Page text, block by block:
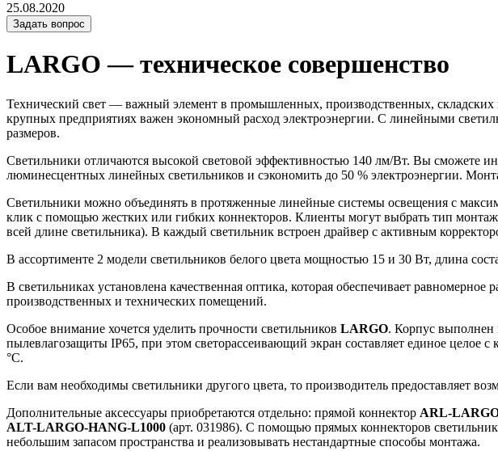
25.08.2020
Задать вопрос
LARGO — техническое совершенство
Технический свет — важный элемент в промышленных, производственных, складских
крупных предприятиях важен экономный расход электроэнергии. С линейными
размеров.
Светильники отличаются высокой световой эффективностью 140 лм/Вт. Вы сможете
люминесцентных линейных светильников и сэкономить до 50 % электроэнергии.
Светильники можно объединять в протяженные линейные системы освещения с
клик с помощью жестких или гибких коннекторов. Клиенты могут выбрать тип
всей длине светильника). В каждый светильник встроен драйвер с активным
В ассортименте 2 модели светильников белого цвета мощностью 15 и 30 Вт, длина
В светильниках установлена качественная оптика, которая обеспечивает
производственных и технических помещений.
Особое внимание хочется уделить прочности светильников LARGO. Корпус выполнен
пылевлагозащиты IP65, при этом светорассеивающий экран составляет единое целое
°C.
Если вам необходимы светильники другого цвета, то производитель предоставляет
Дополнительные аксессуары приобретаются отдельно: прямой коннектор ARL-
ALT-LARGO-HANG-L1000 (арт. 031986). С помощью прямых коннекторов
небольшим запасом пространства и реализовывать нестандартные способы монтажа.